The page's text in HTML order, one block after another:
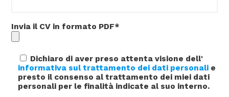
Invia il CV in formato PDF*
Dichiaro di aver preso attenta visione dell'
informativa sul trattamento dei dati personali e
presto il consenso al trattamento dei miei dati
personali per le finalità indicate al suo interno.